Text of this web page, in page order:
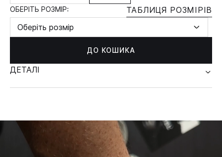
ОБЕРІТЬ РОЗМІР:
ТАБЛИЦЯ РОЗМІРІВ
Оберіть розмір
ДО КОШИКА
ДЕТАЛІ